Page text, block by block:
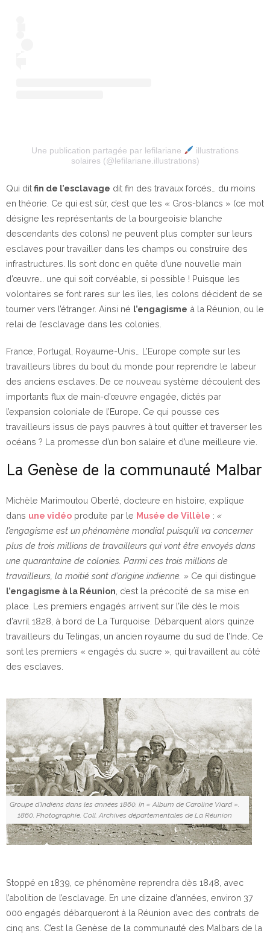
Une publication partagée par lefilariane
illustrations
solaires (@lefilariane.illustrations)
Qui ditfin de l’esclavage dit fin des travaux forcés… du moins
en théorie. Ce qui est sûr, c’est que les « Gros-blancs » (ce mot
désigne les représentants de la bourgeoisie blanche
descendants des colons) ne peuvent plus compter sur leurs
esclaves pour travailler dans les champs ou construire des
infrastructures. Ils sont donc en quête d’une nouvelle main
d’œuvre… une qui soit corvéable, si possible ! Puisque les
volontaires se font rares sur les îles, les colons décident de se
tourner vers l’étranger. Ainsi né l’engagisme à la Réunion, ou le
relai de l’esclavage dans les colonies.
France, Portugal, Royaume-Unis… L’Europe compte sur les
travailleurs libres du bout du monde pour reprendre le labeur
des anciens esclaves. De ce nouveau système découlent des
importants flux de main-d’œuvre engagée, dictés par
l’expansion coloniale de l’Europe. Ce qui pousse ces
travailleurs issus de pays pauvres à tout quitter et traverser les
océans ? La promesse d’un bon salaire et d’une meilleure vie.
La Genèse de la communauté Malbar
Michèle Marimoutou Oberlé, docteure en histoire, explique
dans une vidéo produite par le Musée de Villèle : «
l’engagisme est un phénomène mondial puisqu’il va concerner
plus de trois millions de travailleurs qui vont être envoyés dans
une quarantaine de colonies. Parmi ces trois millions de
travailleurs, la moitié sont d’origine indienne. » Ce qui distingue
l’engagisme à la Réunion , c’est la précocité de sa mise en
place. Les premiers engagés arrivent sur l’île dès le mois
d’avril 1828, à bord de La Turquoise. Débarquent alors quinze
travailleurs du Telingas, un ancien royaume du sud de l’Inde. Ce
sont les premiers « engagés du sucre », qui travaillent au côté
des esclaves.
Groupe d’Indiens dans les années 1860. In « Album de Caroline Viard ».
1860. Photographie. Coll. Archives départementales de La Réunion
Stoppé en 1839, ce phénomène reprendra dès 1848, avec
l’abolition de l’esclavage. En une dizaine d’années, environ 37
000 engagés débarqueront à la Réunion avec des contrats de
cinq ans. C’est la Genèse de la communauté des Malbars de la